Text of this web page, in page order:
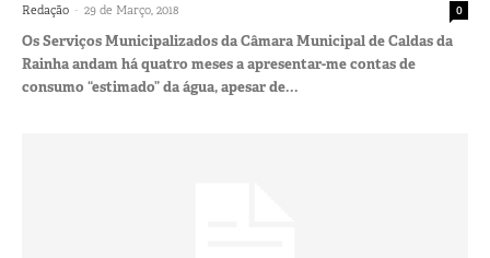
Redação - 29 de Março, 2018 0
Os Serviços Municipalizados da Câmara Municipal de Caldas da
Rainha andam há quatro meses a apresentar-me contas de
consumo “estimado” da água, apesar de...